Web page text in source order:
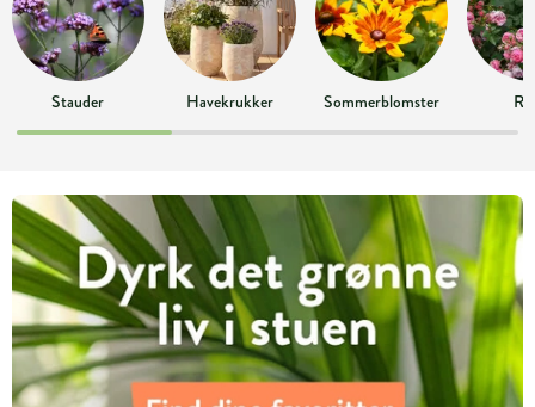
Stauder Havekrukker Sommerblomster